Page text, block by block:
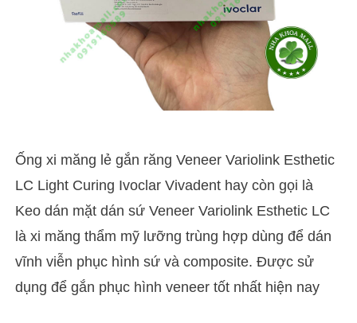
Ống xi măng lẻ gắn răng Veneer Variolink Esthetic
LC Light Curing Ivoclar Vivadent hay còn gọi là
Keo dán mặt dán sứ Veneer Variolink Esthetic LC
là xi măng thẩm mỹ lưỡng trùng hợp dùng để dán
vĩnh viễn phục hình sứ và composite. Được sử
dụng để gắn phục hình veneer tốt nhất hiện nay